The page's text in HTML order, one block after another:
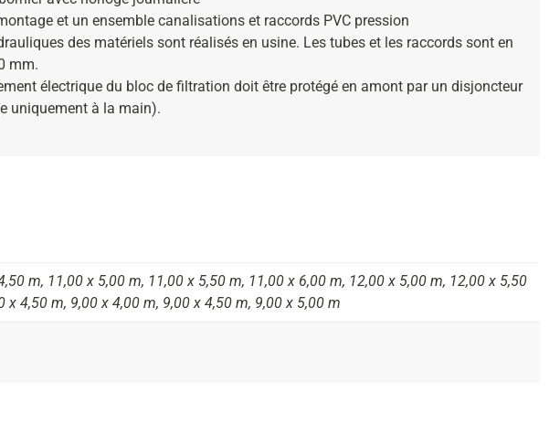
et un ensemble canalisations et raccords PVC pression
des matériels sont réalisés en usine. Les tubes et les raccords sont en
mm.
électrique du bloc de filtration doit être protégé en amont par un disjoncteur
uniquement à la main).
m, 11,00 x 5,00 m, 11,00 x 5,50 m, 11,00 x 6,00 m, 12,00 x 5,00 m, 12,00 x 5,50
4,50 m, 9,00 x 4,00 m, 9,00 x 4,50 m, 9,00 x 5,00 m